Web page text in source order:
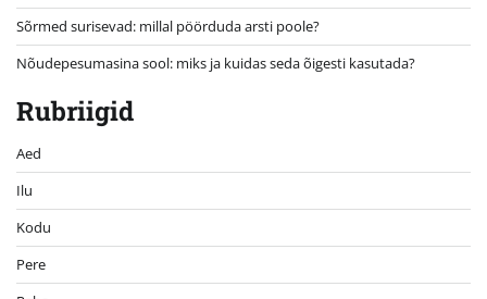
Sõrmed surisevad: millal pöörduda arsti poole?
Nõudepesumasina sool: miks ja kuidas seda õigesti kasutada?
Rubriigid
Aed
Ilu
Kodu
Pere